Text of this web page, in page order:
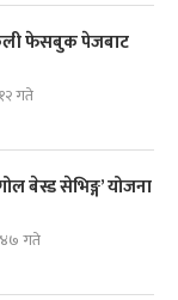
फेसबुक पेजबाट
गते
बेस्ड सेभिङ्ग’ योजना
गते